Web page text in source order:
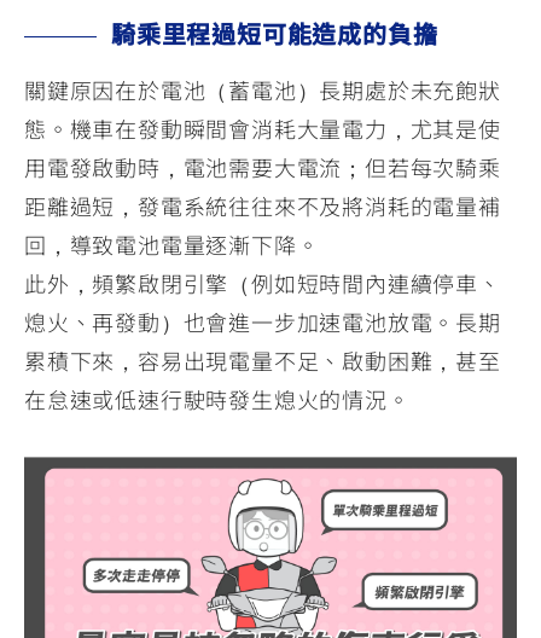
騎乘里程過短可能造成的負擔
關鍵原因在於電池（蓄電池）長期處於未充飽狀
態。機車在發動瞬間會消耗大量電力，尤其是使
用電發啟動時，電池需要大電流；但若每次騎乘
距離過短，發電系統往往來不及將消耗的電量補
回，導致電池電量逐漸下降。
此外，頻繁啟閉引擎（例如短時間內連續停車、
熄火、再發動）也會進一步加速電池放電。長期
累積下來，容易出現電量不足、啟動困難，甚至
在怠速或低速行駛時發生熄火的情況。